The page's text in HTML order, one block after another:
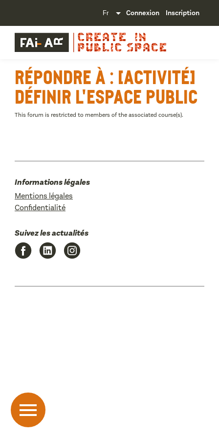
Connexion Inscription
Répondre à : [Activité]
Définir l'espace public
This forum is restricted to members of the associated course(s).
Informations légales
Mentions légales
Confidentialité
Suivez les actualités